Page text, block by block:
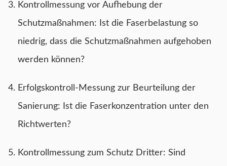
Kontrollmessung vor Aufhebung der
Schutzmaßnahmen: Ist die Faserbelastung so
niedrig, dass die Schutzmaßnahmen aufgehoben
werden können?
Erfolgskontroll-Messung zur Beurteilung der
Sanierung: Ist die Faserkonzentration unter den
Richtwerten?
Kontrollmessung zum Schutz Dritter: Sind